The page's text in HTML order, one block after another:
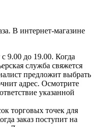
В интернет-магазине
с 9.00 до 19.00. Когда
служба свяжется
предложит выбрать
адрес. Осмотрите
указанной
торговых точек для
заказ поступит на